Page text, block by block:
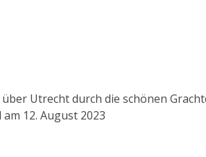
Utrecht durch die schönen
12. August 2023